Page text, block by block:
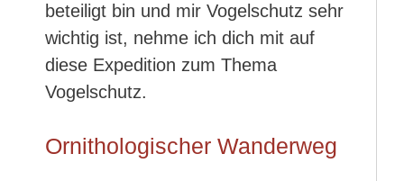
beteiligt bin und mir Vogelschutz sehr
wichtig ist, nehme ich dich mit auf
diese Expedition zum Thema
Vogelschutz.
Ornithologischer Wanderweg